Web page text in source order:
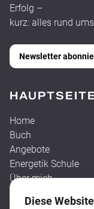
Erfolg –
kurz: alles rund ums
Newsletter
Home
Buch
Angebote
Energetik Schule
Über mich
Diese